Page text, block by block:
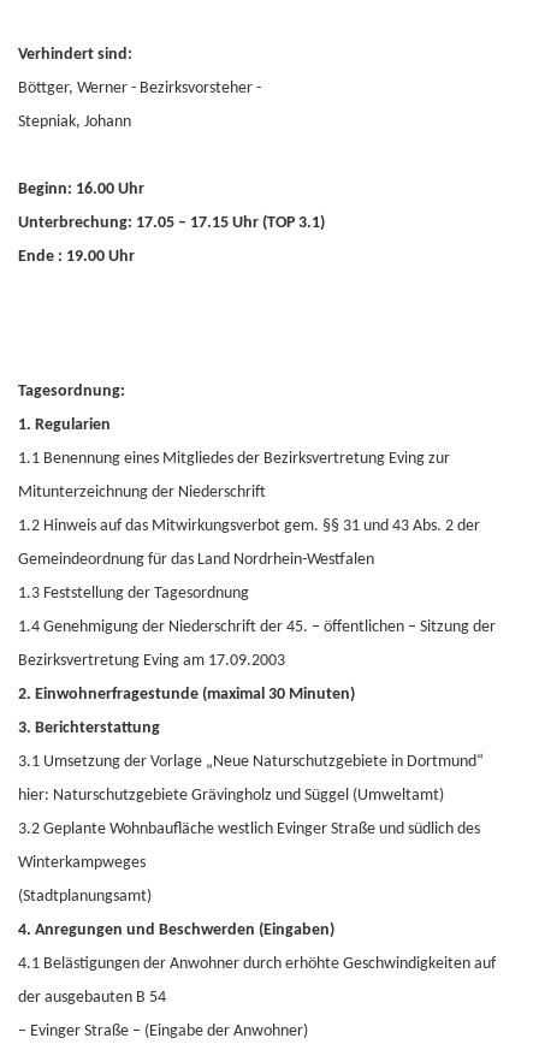
Verhindert sind:
Böttger, Werner - Bezirksvorsteher -
Stepniak, Johann
Beginn: 16.00 Uhr
Unterbrechung: 17.05 – 17.15 Uhr (TOP 3.1)
Ende : 19.00 Uhr
Tagesordnung:
1. Regularien
1.1 Benennung eines Mitgliedes der Bezirksvertretung Eving zur
Mitunterzeichnung der Niederschrift
1.2 Hinweis auf das Mitwirkungsverbot gem. §§ 31 und 43 Abs. 2 der
Gemeindeordnung für das Land Nordrhein-Westfalen
1.3 Feststellung der Tagesordnung
1.4 Genehmigung der Niederschrift der 45. – öffentlichen – Sitzung der
Bezirksvertretung Eving am 17.09.2003
2. Einwohnerfragestunde (maximal 30 Minuten)
3. Berichterstattung
3.1 Umsetzung der Vorlage „Neue Naturschutzgebiete in Dortmund“
hier: Naturschutzgebiete Grävingholz und Süggel (Umweltamt)
3.2 Geplante Wohnbaufläche westlich Evinger Straße und südlich des
Winterkampweges
(Stadtplanungsamt)
4. Anregungen und Beschwerden (Eingaben)
4.1 Belästigungen der Anwohner durch erhöhte Geschwindigkeiten auf
der ausgebauten B 54
– Evinger Straße – (Eingabe der Anwohner)